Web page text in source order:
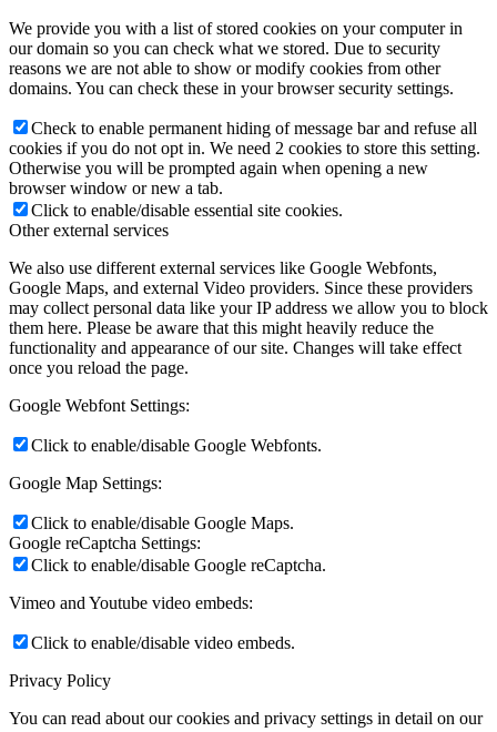
We provide you with a list of stored cookies on your computer in
our domain so you can check what we stored. Due to security
reasons we are not able to show or modify cookies from other
domains. You can check these in your browser security settings.
Check to enable permanent hiding of message bar and refuse all
cookies if you do not opt in. We need 2 cookies to store this setting.
Otherwise you will be prompted again when opening a new
browser window or new a tab.
Click to enable/disable essential site cookies.
Other external services
We also use different external services like Google Webfonts,
Google Maps, and external Video providers. Since these providers
may collect personal data like your IP address we allow you to block
them here. Please be aware that this might heavily reduce the
functionality and appearance of our site. Changes will take effect
once you reload the page.
Google Webfont Settings:
Click to enable/disable Google Webfonts.
Google Map Settings:
Click to enable/disable Google Maps.
Google reCaptcha Settings:
Click to enable/disable Google reCaptcha.
Vimeo and Youtube video embeds:
Click to enable/disable video embeds.
Privacy Policy
You can read about our cookies and privacy settings in detail on our